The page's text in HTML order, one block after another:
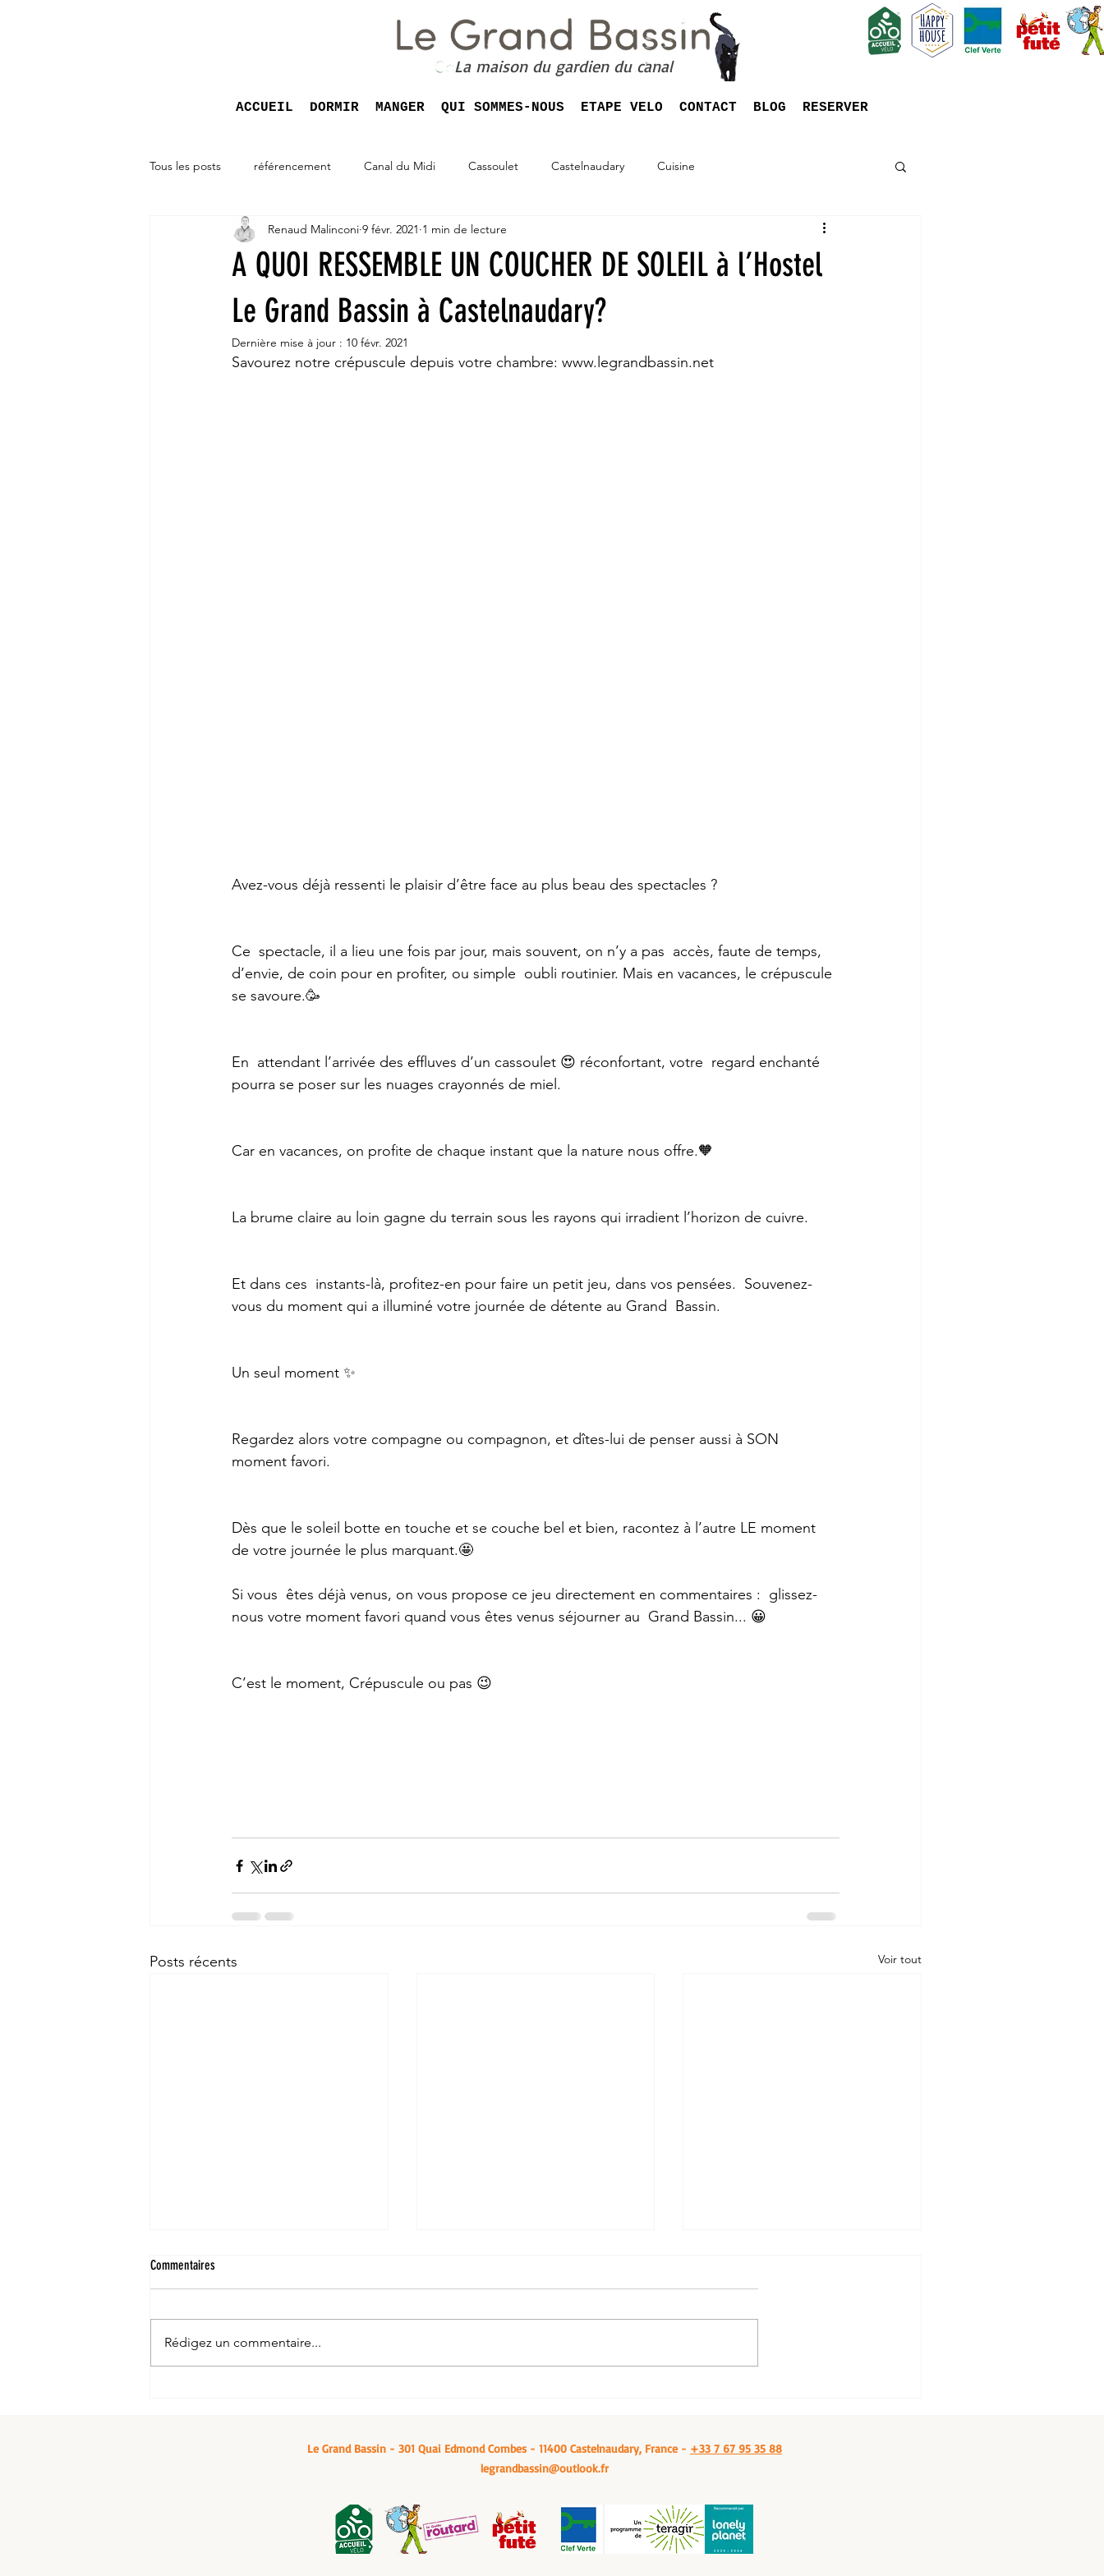
La maison du gardien du canal
ACCUEIL DORMIR MANGER QUI SOMMES-NOUS ETAPE VELO CONTACT BLOG RESERVER
Tous les posts référencement Canal du Midi Cassoulet Castelnaudary Cuisine
A QUOI RESSEMBLE UN COUCHER DE SOLEIL à l’Hostel
Le Grand Bassin à Castelnaudary?
Renaud Malinconi 9 févr. 2021 1 min de lecture
Dernière mise à jour : 10 févr. 2021
Savourez notre crépuscule depuis votre chambre: www.legrandbassin.net
Avez-vous déjà ressenti le plaisir d’être face au plus beau des spectacles ?
Ce  spectacle, il a lieu une fois par jour, mais souvent, on n’y a pas  accès, faute de temps,
d’envie, de coin pour en profiter, ou simple  oubli routinier. Mais en vacances, le crépuscule
se savoure.🥳
En  attendant l’arrivée des effluves d’un cassoulet 😍 réconfortant, votre  regard enchanté
pourra se poser sur les nuages crayonnés de miel.
Car en vacances, on profite de chaque instant que la nature nous offre.🧡
La brume claire au loin gagne du terrain sous les rayons qui irradient l’horizon de cuivre.
Et dans ces  instants-là, profitez-en pour faire un petit jeu, dans vos pensées.  Souvenez-
vous du moment qui a illuminé votre journée de détente au Grand  Bassin.
Un seul moment ✨
Regardez alors votre compagne ou compagnon, et dîtes-lui de penser aussi à SON
moment favori.
Dès que le soleil botte en touche et se couche bel et bien, racontez à l’autre LE moment
de votre journée le plus marquant.🤩
Si vous  êtes déjà venus, on vous propose ce jeu directement en commentaires :  glissez-
nous votre moment favori quand vous êtes venus séjourner au  Grand Bassin... 😀
C’est le moment, Crépuscule ou pas 😉
Posts récents Voir tout
Commentaires
Rédigez un commentaire...
Le Grand Bassin - 301 Quai Edmond Combes - 11400 Castelnaudary, France - +33 7 67 95 35 88
legrandbassin@outlook.fr